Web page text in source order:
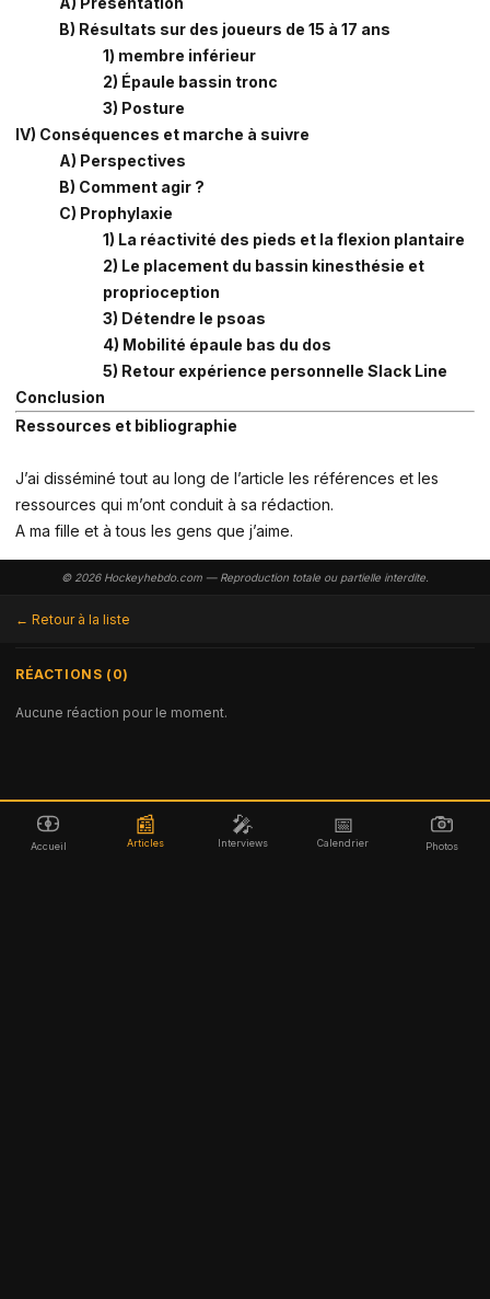
B) Résultats sur des joueurs de 15 à 17 ans
1) membre inférieur
2) Épaule bassin tronc
3) Posture
IV) Conséquences et marche à suivre
A) Perspectives
B) Comment agir ?
C) Prophylaxie
1) La réactivité des pieds et la flexion plantaire
2) Le placement du bassin kinesthésie et
proprioception
3) Détendre le psoas
4) Mobilité épaule bas du dos
5) Retour expérience personnelle Slack Line
Conclusion
Ressources et bibliographie
J’ai disséminé tout au long de l’article les références et les
ressources qui m’ont conduit à sa rédaction.
A ma fille et à tous les gens que j’aime.
© 2026 Hockeyhebdo.com — Reproduction totale ou partielle interdite.
← Retour à la liste
RÉACTIONS (0)
Aucune réaction pour le moment.
Accueil
📰
Articles
🎤
Interviews
📅
Calendrier Photos